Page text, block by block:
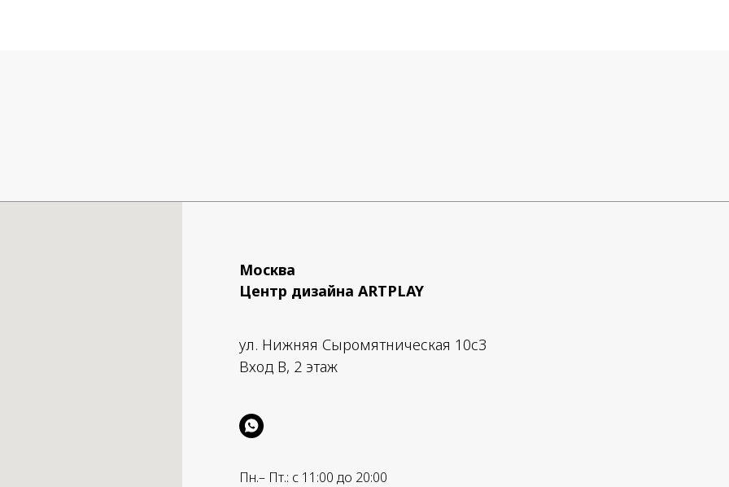
Москва
Центр дизайна ARTPLAY
ул. Нижняя Сыромятническая 10с3
Вход B, 2 этаж
Пн.– Пт.: с 11:00 до 20:00